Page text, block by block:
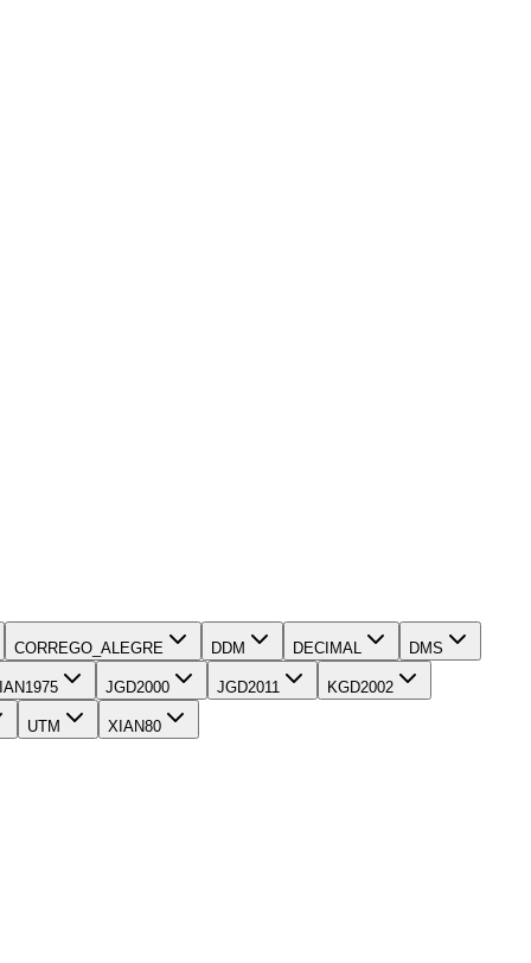
CORREGO_ALEGRE DDM DECIMAL DMS
JGD2000 JGD2011 KGD2002
UTM XIAN80